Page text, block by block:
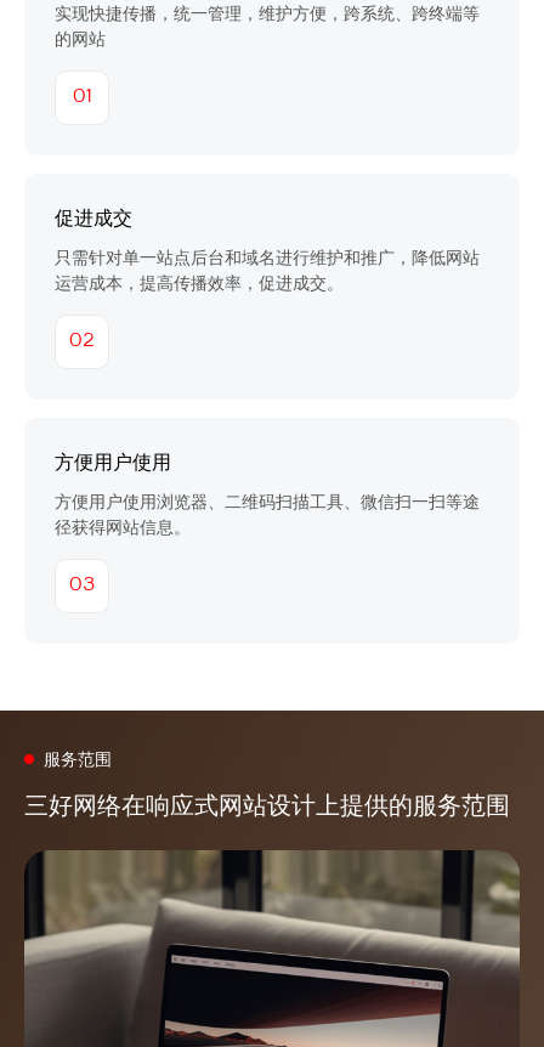
实现快捷传播，统一管理，维护方便，跨系统、跨终端等
的网站
01
促进成交
只需针对单一站点后台和域名进行维护和推广，降低网站
运营成本，提高传播效率，促进成交。
02
方便用户使用
方便用户使用浏览器、二维码扫描工具、微信扫一扫等途
径获得网站信息。
03
服务范围
三好网络在响应式网站设计上提供的服务范围